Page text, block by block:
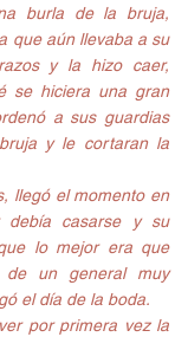
burla de la bruja,
que aún llevaba a su
y la hizo caer,
se hiciera una gran
a sus guardias
y le cortaran la
llegó el momento en
debía casarse y su
lo mejor era que
un general muy
el día de la boda.
por primera vez la